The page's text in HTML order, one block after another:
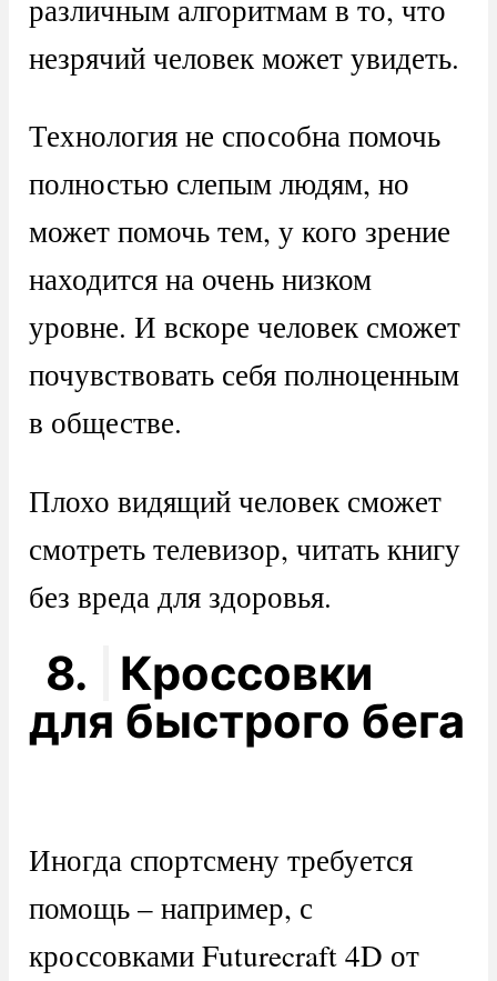
различным алгоритмам в то, что
незрячий человек может увидеть.
Технология не способна помочь
полностью слепым людям, но
может помочь тем, у кого зрение
находится на очень низком
уровне. И вскоре человек сможет
почувствовать себя полноценным
в обществе.
Плохо видящий человек сможет
смотреть телевизор, читать книгу
без вреда для здоровья.
8.
Кроссовки
для быстрого бега
Иногда спортсмену требуется
помощь – например, с
кроссовками Futurecraft 4D от